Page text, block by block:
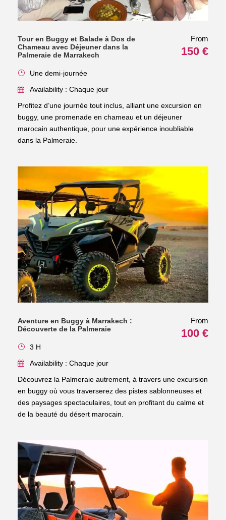
Tour en Buggy et Balade à Dos de
Chameau avec Déjeuner dans la
Palmeraie de Marrakech
From
150 €
Une demi-journée
Availability : Chaque jour
Profitez d’une journée tout inclus, alliant une excursion en
buggy, une promenade en chameau et un déjeuner
marocain authentique, pour une expérience inoubliable
dans la Palmeraie.
Aventure en Buggy à Marrakech :
Découverte de la Palmeraie
From
100 €
3 H
Availability : Chaque jour
Découvrez la Palmeraie autrement, à travers une excursion
en buggy où vous traverserez des pistes sablonneuses et
des paysages spectaculaires, tout en profitant du calme et
de la beauté du désert marocain.